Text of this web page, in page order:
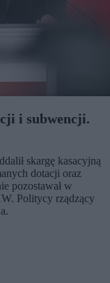
i subwencji.
skargę kasacyjną
dotacji oraz
pozostawał w
Politycy rządzący